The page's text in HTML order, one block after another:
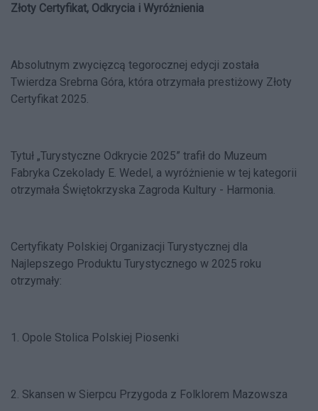
Złoty Certyfikat, Odkrycia i Wyróżnienia
Absolutnym zwycięzcą tegorocznej edycji została
Twierdza Srebrna Góra, która otrzymała prestiżowy Złoty
Certyfikat 2025.
Tytuł „Turystyczne Odkrycie 2025” trafił do Muzeum
Fabryka Czekolady E. Wedel, a wyróżnienie w tej kategorii
otrzymała Świętokrzyska Zagroda Kultury - Harmonia.
Certyfikaty Polskiej Organizacji Turystycznej dla
Najlepszego Produktu Turystycznego w 2025 roku
otrzymały:
1. Opole Stolica Polskiej Piosenki
2. Skansen w Sierpcu Przygoda z Folklorem Mazowsza